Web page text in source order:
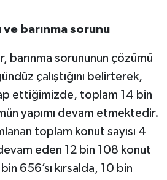
barınma sorunu
barınma sorununun çözümü
çalıştığını belirterek,
ettiğimizde, toplam 14 bin
yapımı devam etmektedir.
toplam konut sayısı 4
devam eden 12 bin 108 konut
656’sı kırsalda, 10 bin